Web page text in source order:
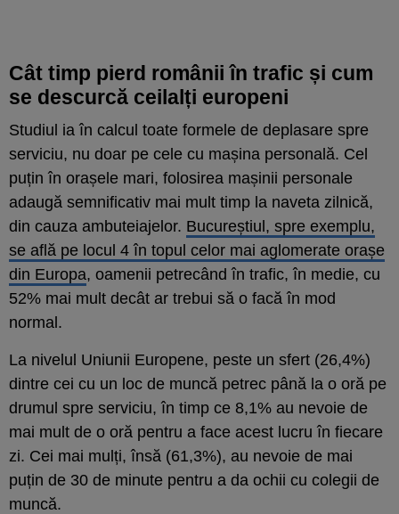
Cât timp pierd românii în trafic și cum
se descurcă ceilalți europeni
Studiul ia în calcul toate formele de deplasare spre
serviciu, nu doar pe cele cu mașina personală. Cel
puțin în orașele mari, folosirea mașinii personale
adaugă semnificativ mai mult timp la naveta zilnică,
din cauza ambuteiajelor. Bucureștiul, spre exemplu,
se află pe locul 4 în topul celor mai aglomerate orașe
din Europa, oamenii petrecând în trafic, în medie, cu
52% mai mult decât ar trebui să o facă în mod
normal.
La nivelul Uniunii Europene, peste un sfert (26,4%)
dintre cei cu un loc de muncă petrec până la o oră pe
drumul spre serviciu, în timp ce 8,1% au nevoie de
mai mult de o oră pentru a face acest lucru în fiecare
zi. Cei mai mulți, însă (61,3%), au nevoie de mai
puțin de 30 de minute pentru a da ochii cu colegii de
muncă.